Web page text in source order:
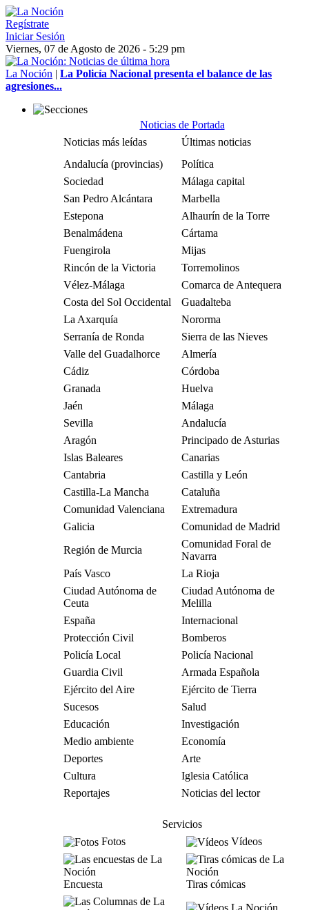
Regístrate
Iniciar Sesión
Viernes, 07 de Agosto de 2026 - 5:29 pm
La Noción | La Policía Nacional presenta el balance de las
agresiones...
Noticias de Portada
Noticias más leídas
Últimas noticias
Andalucía (provincias)
Política
Sociedad
Málaga capital
San Pedro Alcántara
Marbella
Estepona
Alhaurín de la Torre
Benalmádena
Cártama
Fuengirola
Mijas
Rincón de la Victoria
Torremolinos
Vélez-Málaga
Comarca de Antequera
Costa del Sol Occidental
Guadalteba
La Axarquía
Nororma
Serranía de Ronda
Sierra de las Nieves
Valle del Guadalhorce
Almería
Cádiz
Córdoba
Granada
Huelva
Jaén
Málaga
Sevilla
Andalucía
Aragón
Principado de Asturias
Islas Baleares
Canarias
Cantabria
Castilla y León
Castilla-La Mancha
Cataluña
Comunidad Valenciana
Extremadura
Galicia
Comunidad de Madrid
Región de Murcia
Comunidad Foral de
Navarra
País Vasco
La Rioja
Ciudad Autónoma de
Ceuta
Ciudad Autónoma de
Melilla
España
Internacional
Protección Civil
Bomberos
Policía Local
Policía Nacional
Guardia Civil
Armada Española
Ejército del Aire
Ejército de Tierra
Sucesos
Salud
Educación
Investigación
Medio ambiente
Economía
Deportes
Arte
Cultura
Iglesia Católica
Reportajes
Noticias del lector
Servicios
Fotos
Vídeos
Encuesta Tiras cómicas